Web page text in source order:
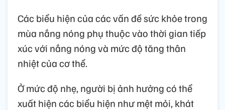
Các biểu hiện của các vấn đề sức khỏe trong
mùa nắng nóng phụ thuộc vào thời gian tiếp
xúc với nắng nóng và mức độ tăng thân
nhiệt của cơ thể.
Ở mức độ nhẹ, người bị ảnh hưởng có thể
xuất hiện các biểu hiện như mệt mỏi, khát